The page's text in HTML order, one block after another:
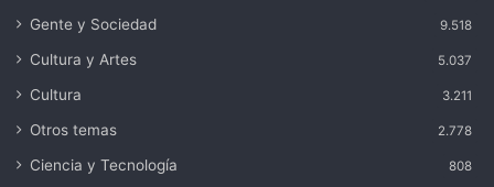
Gente y Sociedad 9.518
Cultura y Artes 5.037
Cultura 3.211
Otros temas 2.778
Ciencia y Tecnología 808